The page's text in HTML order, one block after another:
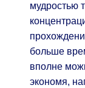
мудростью
больше
вполне
экономя,